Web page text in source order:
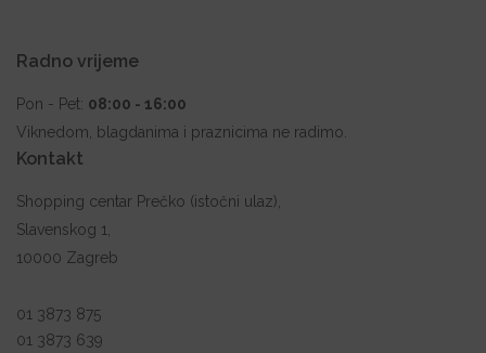
Radno vrijeme
Pon - Pet: 08:00 - 16:00
Viknedom, blagdanima i praznicima ne radimo.
Kontakt
Shopping centar Prečko (istočni ulaz),
Slavenskog 1,
10000 Zagreb
01 3873 875
01 3873 639